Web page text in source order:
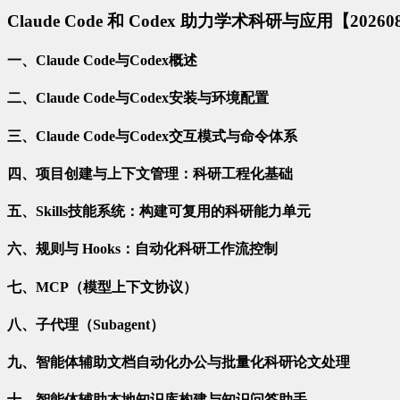
Claude Code 和 Codex 助力学术科研与应用【
一、Claude Code与Codex概述
二、Claude Code与Codex安装与环境配置
三、Claude Code与Codex交互模式与命令体系
四、项目创建与上下文管理：科研工程化基础
五、Skills技能系统：构建可复用的科研能力单元
六、规则与 Hooks：自动化科研工作流控制
七、MCP（模型上下文协议）
八、子代理（Subagent）
九、智能体辅助文档自动化办公与批量化科研论文处理